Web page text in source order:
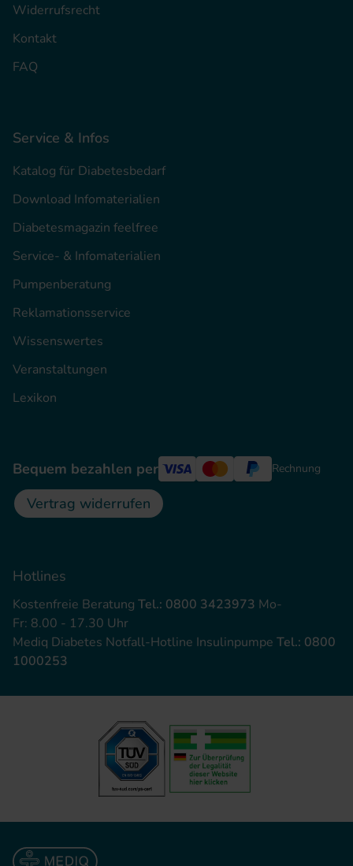
Widerrufsrecht
Kontakt
FAQ
Service & Infos
Katalog für Diabetesbedarf
Download Infomaterialien
Diabetesmagazin feelfree
Service- & Infomaterialien
Pumpenberatung
Reklamationsservice
Wissenswertes
Veranstaltungen
Lexikon
Bequem bezahlen per Rechnung
Vertrag widerrufen
Hotlines
Kostenfreie Beratung Tel.: 0800 3423973 Mo-
Fr: 8.00 - 17.30 Uhr
Mediq Diabetes Notfall-Hotline Insulinpumpe Tel.: 0800
1000253